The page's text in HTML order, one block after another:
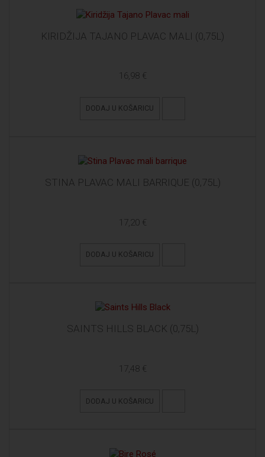
KIRIDŽIJA TAJANO PLAVAC MALI (0,75L)
16,98 €
DODAJ U KOŠARICU
STINA PLAVAC MALI BARRIQUE (0,75L)
17,20 €
DODAJ U KOŠARICU
SAINTS HILLS BLACK (0,75L)
17,48 €
DODAJ U KOŠARICU